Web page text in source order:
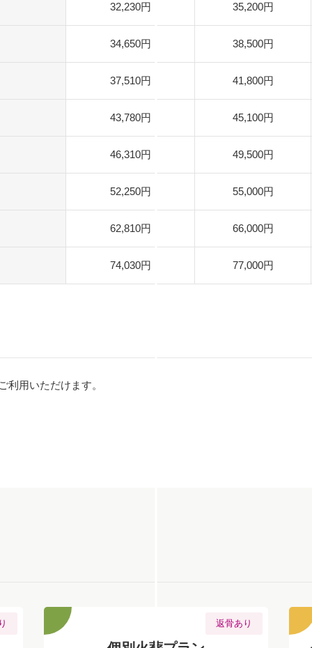
32,230円 35,200円
34,650円 38,500円
37,510円 41,800円
43,780円 45,100円
46,310円 49,500円
52,250円 55,000円
62,810円 66,000円
74,030円 77,000円
利用いただけます。
返骨あり